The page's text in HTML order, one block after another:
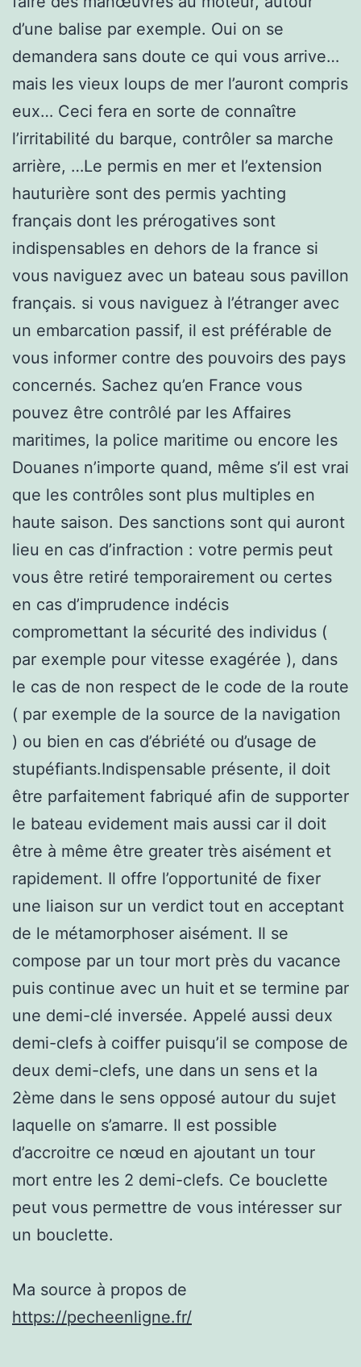
d’une balise par exemple. Oui on se
demandera sans doute ce qui vous arrive…
mais les vieux loups de mer l’auront compris
eux… Ceci fera en sorte de connaître
l’irritabilité du barque, contrôler sa marche
arrière, …Le permis en mer et l’extension
hauturière sont des permis yachting
français dont les prérogatives sont
indispensables en dehors de la france si
vous naviguez avec un bateau sous pavillon
français. si vous naviguez à l’étranger avec
un embarcation passif, il est préférable de
vous informer contre des pouvoirs des pays
concernés. Sachez qu’en France vous
pouvez être contrôlé par les Affaires
maritimes, la police maritime ou encore les
Douanes n’importe quand, même s’il est vrai
que les contrôles sont plus multiples en
haute saison. Des sanctions sont qui auront
lieu en cas d’infraction : votre permis peut
vous être retiré temporairement ou certes
en cas d’imprudence indécis
compromettant la sécurité des individus (
par exemple pour vitesse exagérée ), dans
le cas de non respect de le code de la route
( par exemple de la source de la navigation
) ou bien en cas d’ébriété ou d’usage de
stupéfiants.Indispensable présente, il doit
être parfaitement fabriqué afin de supporter
le bateau evidement mais aussi car il doit
être à même être greater très aisément et
rapidement. Il offre l’opportunité de fixer
une liaison sur un verdict tout en acceptant
de le métamorphoser aisément. Il se
compose par un tour mort près du vacance
puis continue avec un huit et se termine par
une demi-clé inversée. Appelé aussi deux
demi-clefs à coiffer puisqu’il se compose de
deux demi-clefs, une dans un sens et la
2ème dans le sens opposé autour du sujet
laquelle on s’amarre. Il est possible
d’accroitre ce nœud en ajoutant un tour
mort entre les 2 demi-clefs. Ce bouclette
peut vous permettre de vous intéresser sur
un bouclette.
Ma source à propos de
https://pecheenligne.fr/